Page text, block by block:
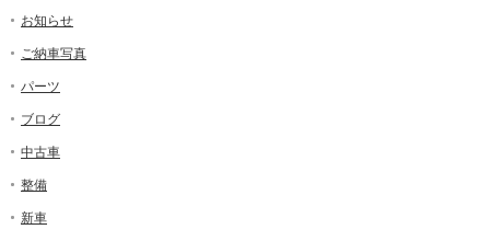
お知らせ
ご納車写真
パーツ
ブログ
中古車
整備
新車